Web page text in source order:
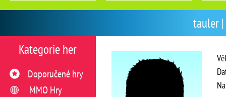
tauler
Kategorie her
Doporučené hry
MMO Hry